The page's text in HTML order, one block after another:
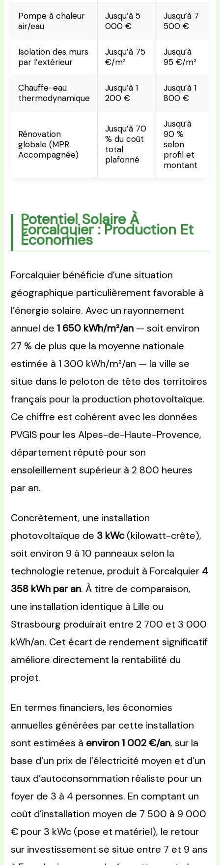
Pompe à chaleur
air/eau
Jusqu’à 5
000 €
Jusqu’à 7
500 €
Isolation des murs
par l’extérieur
Jusqu’à 75
€/m²
Jusqu’à
95 €/m²
Chauffe-eau
thermodynamique
Jusqu’à 1
200 €
Jusqu’à 1
800 €
Rénovation
globale (MPR
Accompagnée)
Jusqu’à 70
% du coût
total
plafonné
Jusqu’à
90 %
selon
profil et
montant
Potentiel Solaire À
Forcalquier : Production Et
Économies
Forcalquier bénéficie d’une situation
géographique particulièrement favorable à
l’énergie solaire. Avec un rayonnement
annuel de1 650 kWh/m²/an — soit environ
27 % de plus que la moyenne nationale
estimée à 1 300 kWh/m²/an — la ville se
situe dans le peloton de tête des territoires
français pour la production photovoltaïque.
Ce chiffre est cohérent avec les données
PVGIS pour les Alpes-de-Haute-Provence,
département réputé pour son
ensoleillement supérieur à 2 800 heures
par an.
Concrètement, une installation
photovoltaïque de 3 kWc(kilowatt-crête),
soit environ 9 à 10 panneaux selon la
technologie retenue, produit à Forcalquier 4
358 kWh par an. À titre de comparaison,
une installation identique à Lille ou
Strasbourg produirait entre 2 700 et 3 000
kWh/an. Cet écart de rendement significatif
améliore directement la rentabilité du
projet.
En termes financiers, les économies
annuelles générées par cette installation
sont estimées à environ 1 002 €/an, sur la
base d’un prix de l’électricité moyen et d’un
taux d’autoconsommation réaliste pour un
foyer de 3 à 4 personnes. En comptant un
coût d’installation moyen de 7 500 à 9 000
€ pour 3 kWc (pose et matériel), le retour
sur investissement se situe entre 7 et 9 ans